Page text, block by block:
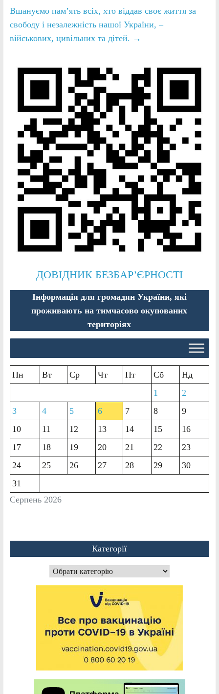
Вшануємо памʼять всіх, хто віддав своє життя за
свободу і незалежність нашої України, –
військових, цивільних та дітей. →
ДОВІДНИК БЕЗБАР’ЄРНОСТІ
Інформація для громадян України, які
проживають на тимчасово окупованих
територіях
Серпень 2026
Пн Вт Ср Чт Пт Сб
Нд
1
2
3
4 5 6 7 8
9
10
11 12 13 14 15
16
17
18 19 20 21 22
23
24
25 26 27 28 29
30
31
Категорії
Категорії